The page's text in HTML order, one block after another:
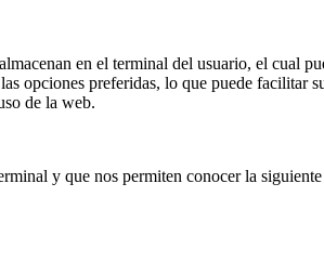
en el terminal del usuario, el cual
opciones preferidas, lo que puede facilitar
de la web.
y que nos permiten conocer la